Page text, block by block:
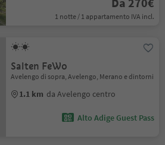
1 notte / 1 appartamento IVA incl.
Salten FeWo
Avelengo di sopra, Avelengo, Merano e dintorni
1.1 km da Avelengo centro
Alto Adige Guest Pass